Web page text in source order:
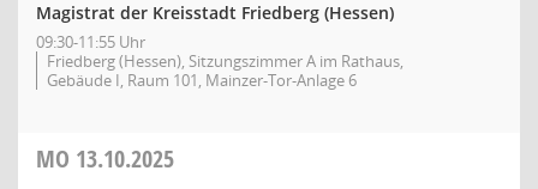
Magistrat der Kreisstadt Friedberg (Hessen)
09:30-11:55 Uhr
Friedberg (Hessen), Sitzungszimmer A im Rathaus,
Gebäude I, Raum 101, Mainzer-Tor-Anlage 6
MO 13.10.2025